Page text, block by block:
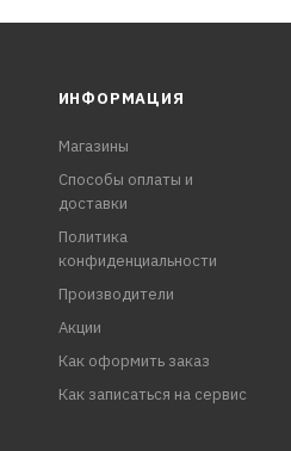
ИНФОРМАЦИЯ
Магазины
Способы оплаты и
доставки
Политика
конфиденциальности
Производители
Акции
Как оформить заказ
Как записаться на сервис